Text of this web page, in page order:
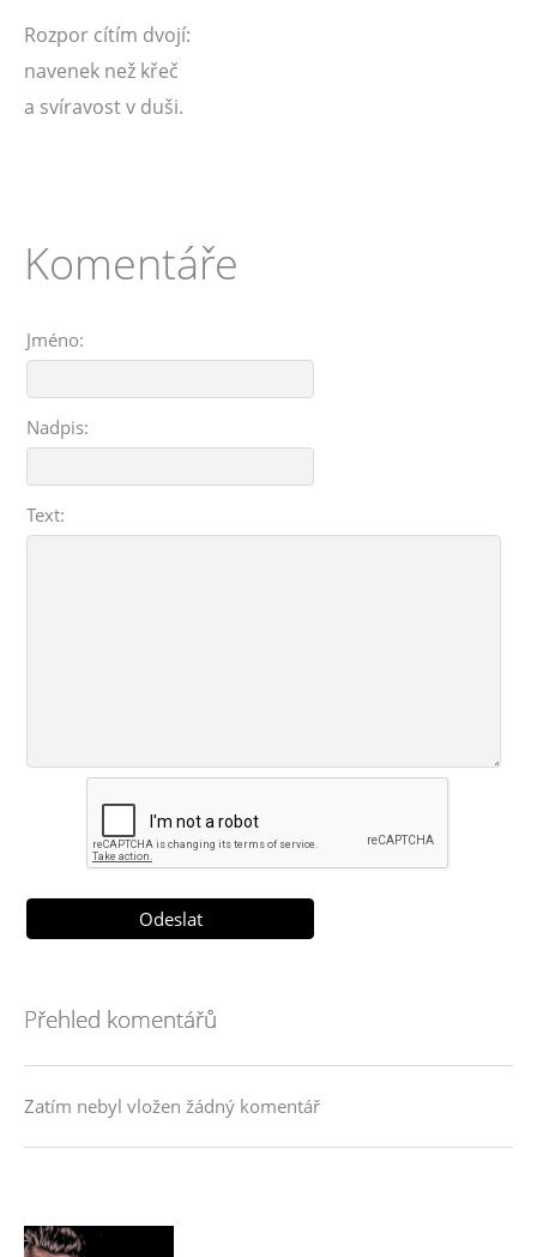
Rozpor cítím dvojí:
navenek než křeč
a svíravost v duši.
Komentáře
Jméno:
Nadpis:
Text:
Přehled komentářů
Zatím nebyl vložen žádný komentář